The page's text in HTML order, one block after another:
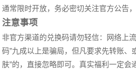
通常限时开放，务必密切关注官方公告
注意事项
非官方渠道的兑换码请勿轻信：网络上
码”九成以上是骗局，但凡要求先转账、
肤”的，直接忽略即可。真实福利一定会